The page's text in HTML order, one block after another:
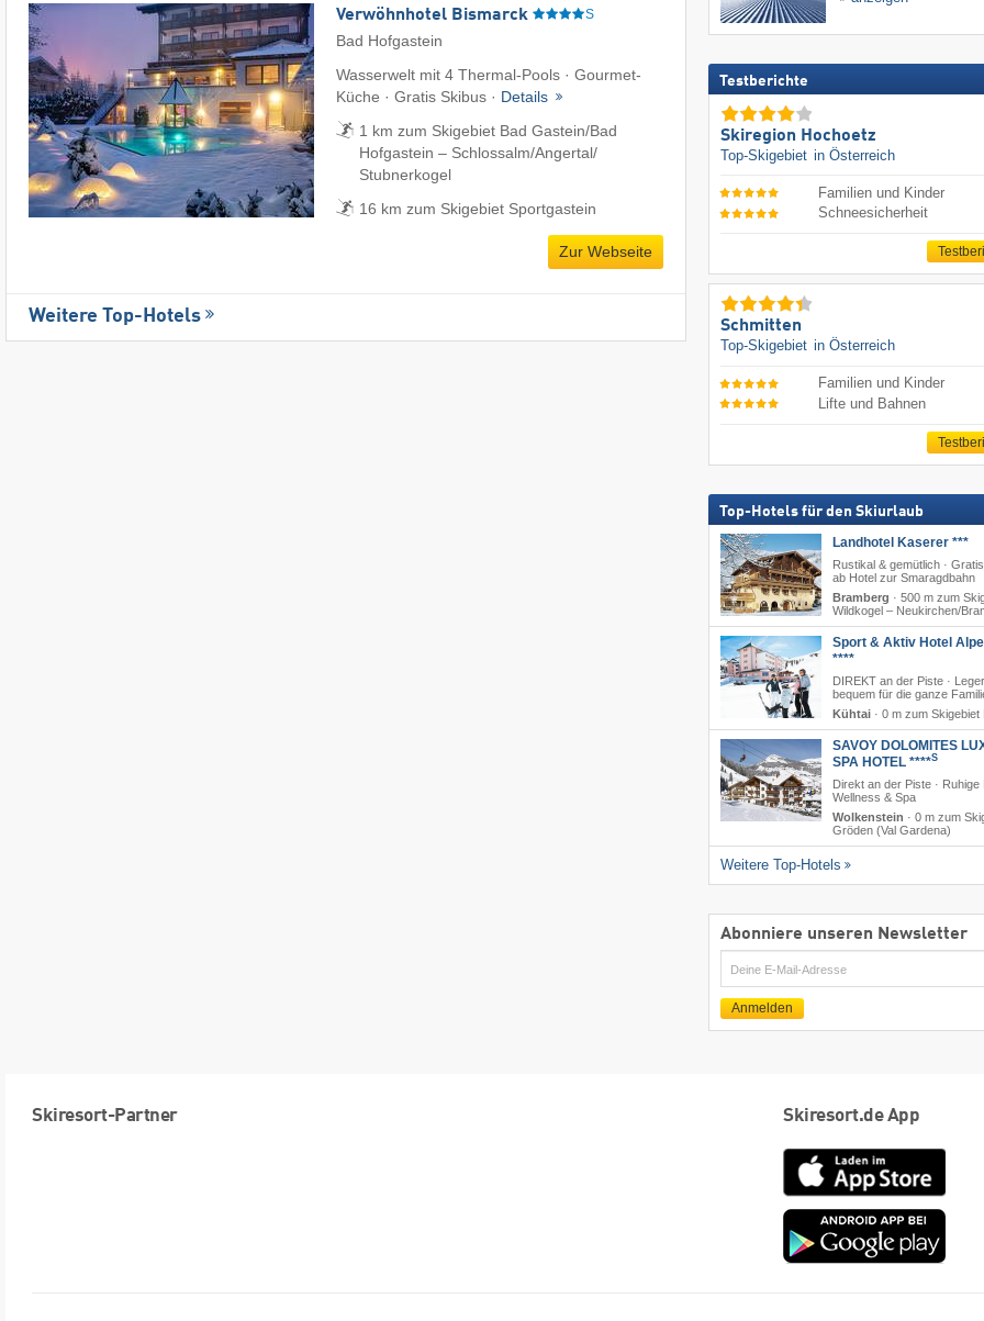
Verwöhnhotel Bismarck S
Bad Hofgastein
Wasserwelt mit 4 Thermal-Pools · Gourmet-
Küche · Gratis Skibus · Details
1 km zum Skigebiet Bad Gastein/​Bad
Hofgastein – Schlossalm/​Angertal/​
Stubnerkogel
16 km zum Skigebiet Sportgastein
Zur Webseite
Weitere Top-Hotels
Testberichte
Skiregion Hochoetz
Top-Skigebiet in Österreich
Familien und Kinder
Schneesicherheit
Schmitten
Top-Skigebiet in Österreich
Familien und Kinder
Lifte und Bahnen
Top-Hotels für den Skiurlaub
Landhotel Kaserer ***
Rustikal & gemütlich ·
ab Hotel zur Smaragdbahn
Bramberg · 500 m zum
Wildkogel – Neukirchen/​
Sport & Aktiv Hotel
****
DIREKT an der Piste ·
bequem für die ganze
Kühtai· 0 m zum Skigebiet
SAVOY DOLOMITES
SPA HOTEL ****S
Direkt an der Piste · Ruhige
Wellness & Spa
Wolkenstein · 0 m zum
Gröden (Val Gardena)
Weitere Top-Hotels
Abonniere unseren Newsletter
E-
Mail
Anmelden
Skiresort-Partner Skiresort.de App
App
Store